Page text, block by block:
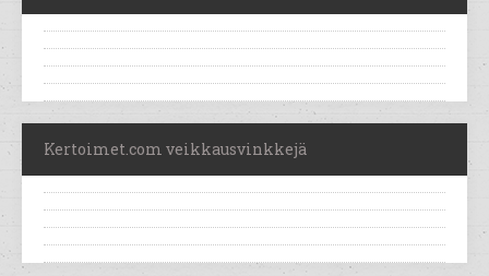
Kertoimet.com veikkausvinkkejä